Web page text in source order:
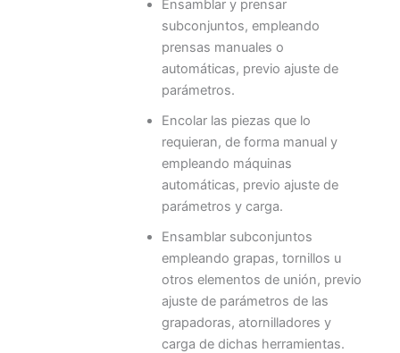
Ensamblar y prensar
subconjuntos, empleando
prensas manuales o
automáticas, previo ajuste de
parámetros.
Encolar las piezas que lo
requieran, de forma manual y
empleando máquinas
automáticas, previo ajuste de
parámetros y carga.
Ensamblar subconjuntos
empleando grapas, tornillos u
otros elementos de unión, previo
ajuste de parámetros de las
grapadoras, atornilladores y
carga de dichas herramientas.